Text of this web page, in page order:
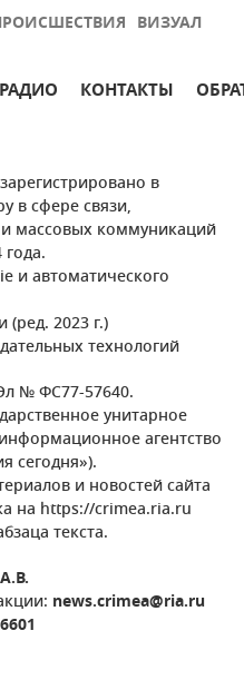
ВИЗУАЛ
РАДИО КОНТАКТЫ
в
в сфере связи,
массовых коммуникаций
и автоматического
2023 г.)
технологий
№ ФС77-57640.
унитарное
агентство
сегодня»).
и новостей сайта
на https://crimea.ria.ru
текста.
news.crimea@ria.ru